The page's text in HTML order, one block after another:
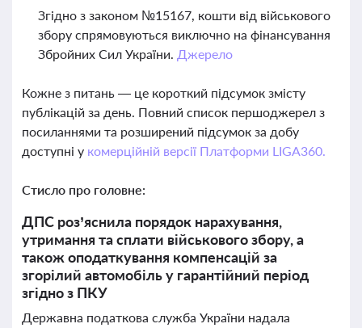
Згідно з законом №15167, кошти від військового
збору спрямовуються виключно на фінансування
Збройних Сил України. Джерело
Кожне з питань — це короткий підсумок змісту
публікацій за день. Повний список першоджерел з
посиланнями та розширений підсумок за добу
доступні у комерційній версії Платформи LIGA360.
Стисло про головне:
ДПС роз’яснила порядок нарахування,
утримання та сплати військового збору, а
також оподаткування компенсацій за
згорілий автомобіль у гарантійний період
згідно з ПКУ
Державна податкова служба України надала